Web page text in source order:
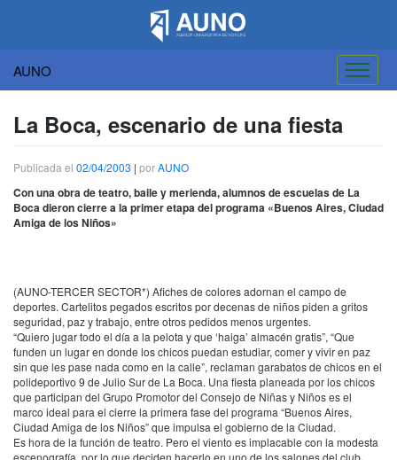
AUNO
contenido
La Boca, escenario de una fiesta
Publicada el 02/04/2003 | porAUNO
Con una obra de teatro, baile y merienda, alumnos de escuelas de La
Boca dieron cierre a la primer etapa del programa «Buenos Aires, Ciudad
Amiga de los Niños»
(AUNO-TERCER SECTOR*) Afiches de colores adornan el campo de
deportes. Cartelitos pegados escritos por decenas de niños piden a gritos
seguridad, paz y trabajo, entre otros pedidos menos urgentes.
“Quiero jugar todo el día a la pelota y que ‘haiga’ almacén gratis”, “Que
funden un lugar en donde los chicos puedan estudiar, comer y vivir en paz
sin que les pase nada como en la calle”, reclaman garabatos de chicos en el
polideportivo 9 de Julio Sur de La Boca. Una fiesta planeada por los chicos
que participan del Grupo Promotor del Consejo de Niñas y Niños es el
marco ideal para el cierre la primera fase del programa “Buenos Aires,
Ciudad Amiga de los Niños” que impulsa el gobierno de la Ciudad.
Es hora de la función de teatro. Pero el viento es implacable con la modesta